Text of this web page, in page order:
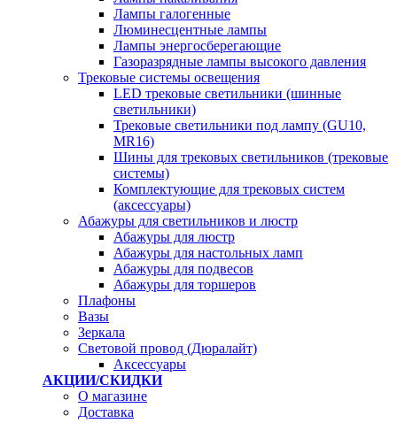
Лампы галогенные
Люминесцентные лампы
Лампы энергосберегающие
Газоразрядные лампы высокого давления
Трековые системы освещения
LED трековые светильники (шинные
светильники)
Трековые светильники под лампу (GU10,
MR16)
Шины для трековых светильников (трековые
системы)
Комплектующие для трековых систем
(аксессуары)
Абажуры для светильников и люстр
Абажуры для люстр
Абажуры для настольных ламп
Абажуры для подвесов
Абажуры для торшеров
Плафоны
Вазы
Зеркала
Световой провод (Дюралайт)
Аксессуары
АКЦИИ/СКИДКИ
О магазине
Доставка